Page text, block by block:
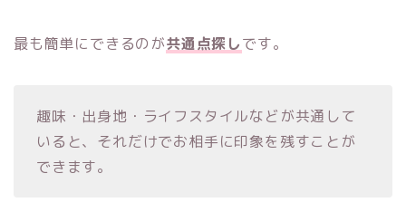
最も簡単にできるのが共通点探しです。
趣味・出身地・ライフスタイルなどが共通して
いると、それだけでお相手に印象を残すことが
できます。